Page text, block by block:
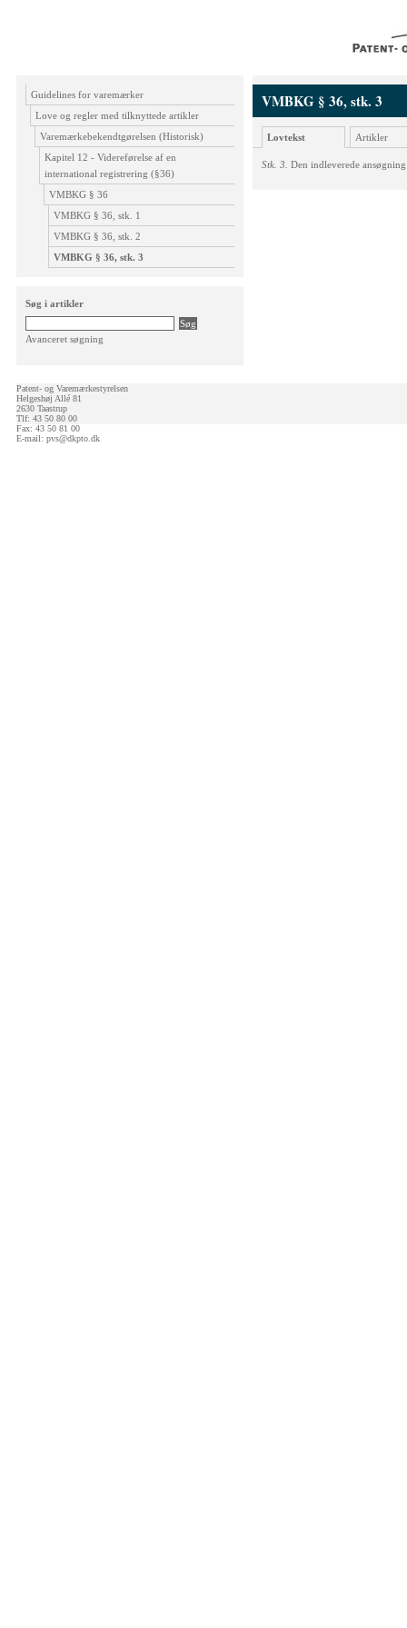
Guidelines for varemærker
Love og regler med tilknyttede artikler
Varemærkebekendtgørelsen (Historisk)
Kapitel 12 - Videreførelse af en
international registrering (§36)
VMBKG § 36
VMBKG § 36, stk. 1
VMBKG § 36, stk. 2
VMBKG § 36, stk. 3
Søg i artikler
Avanceret søgning
VMBKG § 36, stk. 3
Lovtekst Artikler
Stk. 3. Den indleverede
Patent- og Varemærkestyrelsen
Helgeshøj Allé 81
2630 Taastrup
Tlf: 43 50 80 00
Fax: 43 50 81 00
E-mail: pvs@dkpto.dk